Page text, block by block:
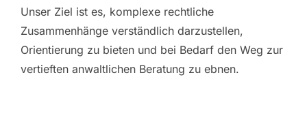
Unser Ziel ist es, komplexe rechtliche
Zusammenhänge verständlich darzustellen,
Orientierung zu bieten und bei Bedarf den Weg zur
vertieften anwaltlichen Beratung zu ebnen.